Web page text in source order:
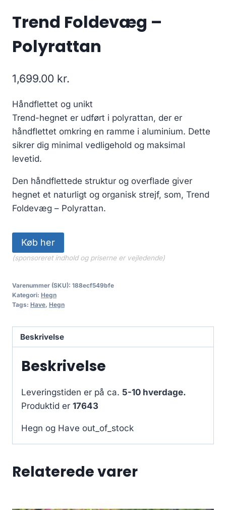
Trend Foldevæg –
Polyrattan
1,699.00 kr.
Håndflettet og unikt
Trend-hegnet er udført i polyrattan, der er
håndflettet omkring en ramme i aluminium. Dette
sikrer dig minimal vedligehold og maksimal
levetid.
Den håndflettede struktur og overflade giver
hegnet et naturligt og organisk strejf, som, Trend
Foldevæg – Polyrattan.
Køb her
(sponsoreret indhold og priserne er vejledende)
Varenummer (SKU): 188ecf549bfe
Kategori: Hegn
Tags: Have, Hegn
Beskrivelse
Beskrivelse
Leveringstiden er på ca. 5-10 hverdage.
Produktid er 17643
Hegn og Have out_of_stock
Relaterede varer